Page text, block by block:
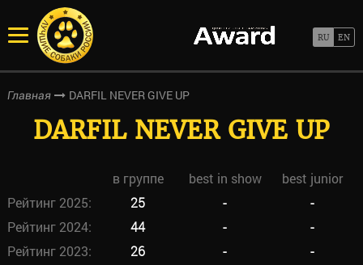
Главная DARFIL NEVER GIVE UP
DARFIL NEVER GIVE UP
в группе best in show
best junior
Рейтинг 2025:
25 -
-
Рейтинг 2024:
44 -
-
Рейтинг 2023:
26 - -